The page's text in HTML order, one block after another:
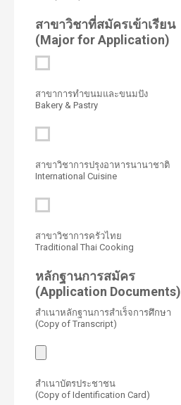
สาขาวิชาที่สมัครเข้าเรียน
(Major for Application)
สาขาการทำขนมและขนมปัง
Bakery & Pastry
สาขาวิชาการปรุงอาหารนานาชาติ
International Cuisine
สาขาวิชาการครัวไทย
Traditional Thai Cooking
หลักฐานการสมัคร
(Application Documents)
สำเนาหลักฐานการสำเร็จการศึกษา
(Copy of Transcript)
สำเนาบัตรประชาชน
(Copy of Identification Card)